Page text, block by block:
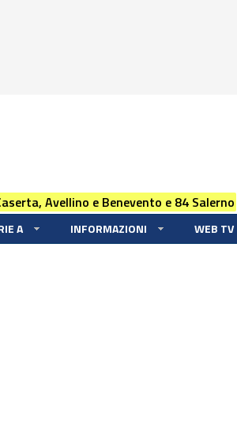
Avellino e Benevento e 84 Salerno
A INFORMAZIONI WEB TV